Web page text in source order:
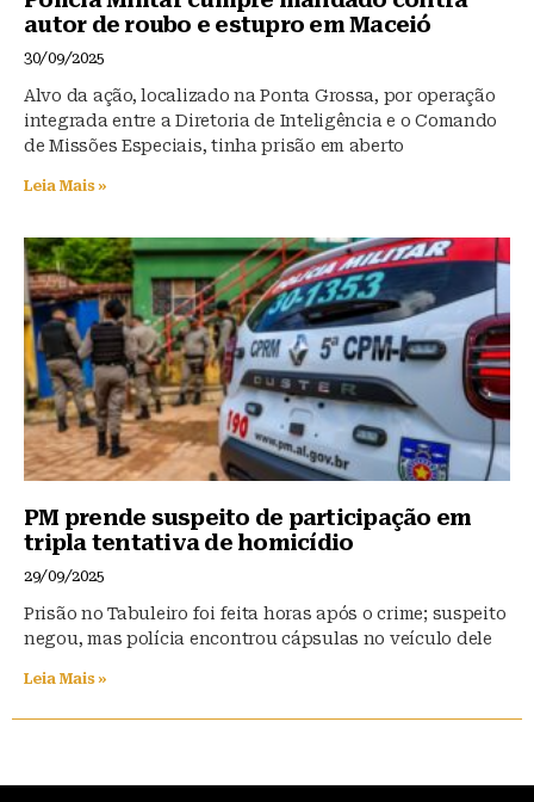
autor de roubo e estupro em Maceió
30/09/2025
Alvo da ação, localizado na Ponta Grossa, por operação
integrada entre a Diretoria de Inteligência e o Comando
de Missões Especiais, tinha prisão em aberto
Leia Mais »
PM prende suspeito de participação em
tripla tentativa de homicídio
29/09/2025
Prisão no Tabuleiro foi feita horas após o crime; suspeito
negou, mas polícia encontrou cápsulas no veículo dele
Leia Mais »